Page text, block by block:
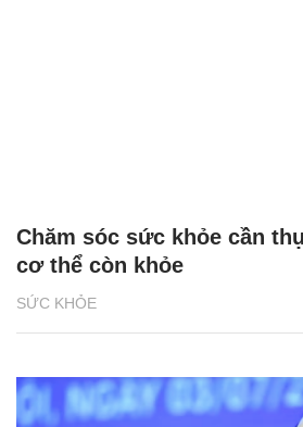
SỨC KHỎE
Chăm sóc sức khỏe cần
cơ thể còn khỏe